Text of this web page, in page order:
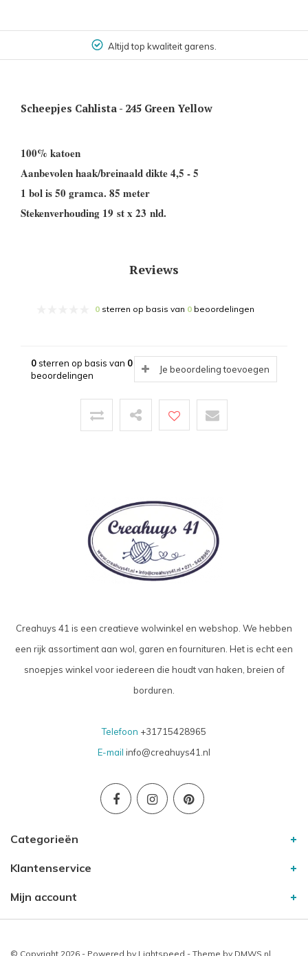
Altijd top kwaliteit garens.
Scheepjes Cahlista - 245 Green Yellow
100% katoen
Aanbevolen haak/breinaald dikte 4,5 - 5
1 bol is 50 gramca. 85 meter
Stekenverhouding 19 st x 23 nld.
Reviews
0 sterren op basis van 0 beoordelingen
0sterren op basis van 0
beoordelingen
Je beoordeling toevoegen
Creahuys 41 is een creatieve wolwinkel en webshop. We hebben
een rijk assortiment aan wol, garen en fournituren. Het is echt een
snoepjes winkel voor iedereen die houdt van haken, breien of
borduren.
Telefoon +31715428965
E-mail info@creahuys41.nl
Categorieën
Klantenservice
Mijn account
© Copyright 2026 - Powered by Lightspeed - Theme by DMWS.nl